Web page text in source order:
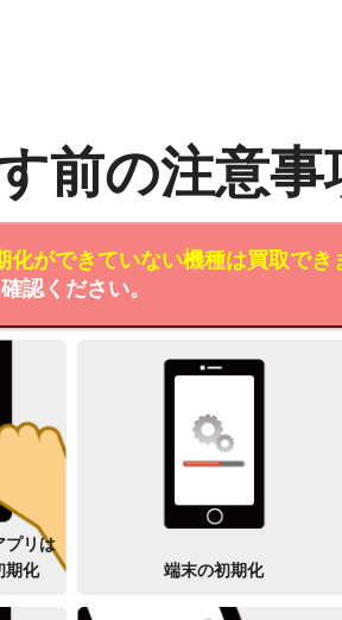
前の注意事
ができていない機種は買取でき
確認ください。
プリは
期化
端末の初期化